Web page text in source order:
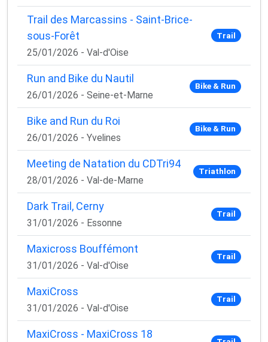
Trail des Marcassins - Saint-Brice-
sous-Forêt
25/01/2026 - Val-d'Oise
Trail
Run and Bike du Nautil
26/01/2026 - Seine-et-Marne
Bike & Run
Bike and Run du Roi
26/01/2026 - Yvelines
Bike & Run
Meeting de Natation du CDTri94
28/01/2026 - Val-de-Marne
Triathlon
Dark Trail, Cerny
31/01/2026 - Essonne
Trail
Maxicross Bouffémont
31/01/2026 - Val-d'Oise
Trail
MaxiCross
31/01/2026 - Val-d'Oise
Trail
MaxiCross - MaxiCross 18